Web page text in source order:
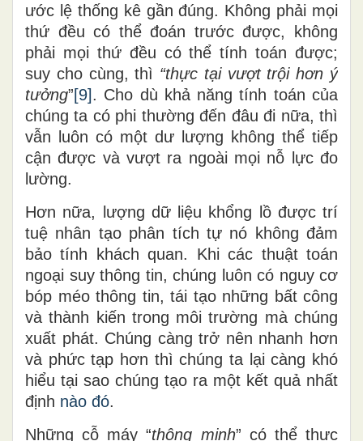
ước lệ thống kê gần đúng. Không phải mọi
thứ đều có thể đoán trước được, không
phải mọi thứ đều có thể tính toán được;
suy cho cùng, thì “thực tại vượt trội hơn ý
tưởng”[9]. Cho dù khả năng tính toán của
chúng ta có phi thường đến đâuđi nữa, thì
vẫn luôn có một dư lượng không thể tiếp
cận được và vượt ra ngoài mọi nỗ lực đo
lường.
Hơn nữa, lượng dữ liệu khổng lồ được trí
tuệ nhân tạo phân tích tự nó không đảm
bảo tính khách quan. Khi các thuật toán
ngoại suy thông tin, chúng luôn có nguy cơ
bóp méo thông tin, tái tạo những bất công
và thành kiến trong môi trường mà chúng
xuất phát. Chúng càng trở nên nhanh hơn
và phức tạp hơn thì chúng ta lại càng khó
hiểu tại sao chúng tạo ra một kết quả nhất
định nào đó.
Những cỗ máy “thông minh” có thể thực